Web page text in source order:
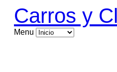
Carros y
Menu